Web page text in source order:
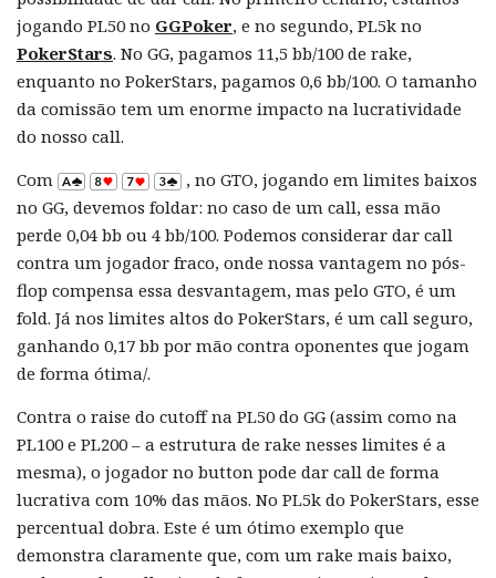
jogando PL50 no GGPoker, e no segundo, PL5k no
PokerStars. No GG, pagamos 11,5 bb/100 de rake,
enquanto no PokerStars, pagamos 0,6 bb/100. O tamanho
da comissão tem um enorme impacto na lucratividade
do nosso call.
Com
, no GTO, jogando em limites baixos
no GG, devemos foldar: no caso de um call, essa mão
perde 0,04 bb ou 4 bb/100. Podemos considerar dar call
contra um jogador fraco, onde nossa vantagem no pós-
flop compensa essa desvantagem, mas pelo GTO, é um
fold. Já nos limites altos do PokerStars, é um call seguro,
ganhando 0,17 bb por mão contra oponentes que jogam
de forma ótima/.
Contra o raise do cutoff na PL50 do GG (assim como na
PL100 e PL200 – a estrutura de rake nesses limites é a
mesma), o jogador no button pode dar call de forma
lucrativa com 10% das mãos. No PL5k do PokerStars, esse
percentual dobra. Este é um ótimo exemplo que
demonstra claramente que, com um rake mais baixo,